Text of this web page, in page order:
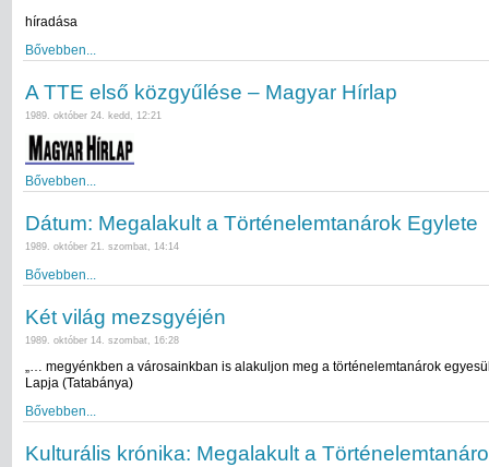
híradása
Bővebben...
A TTE első közgyűlése – Magyar Hírlap
1989. október 24. kedd, 12:21
Bővebben...
Dátum: Megalakult a Történelemtanárok Egylete
1989. október 21. szombat, 14:14
Bővebben...
Két világ mezsgyéjén
1989. október 14. szombat, 16:28
„… megyénkben a városainkban is alakuljon meg a történelemtanárok
Lapja (Tatabánya)
Bővebben...
Kulturális krónika: Megalakult a